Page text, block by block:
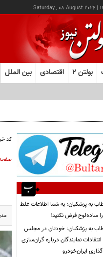
|
Saturday , 08 August 2026
بولتن ۲ اقتصادی بین الملل
کد
به پزشکیان: به شما اطلاعات غلط
ساده‌لوح فرض نکنید!
به پزشکیان: خودتان در مجلس
نمایندگان درباره گران‌سازی
ایران‌خودرو